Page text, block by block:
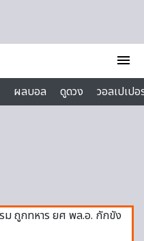
menu
ผลบอล ดูดวง
วอลเปเป